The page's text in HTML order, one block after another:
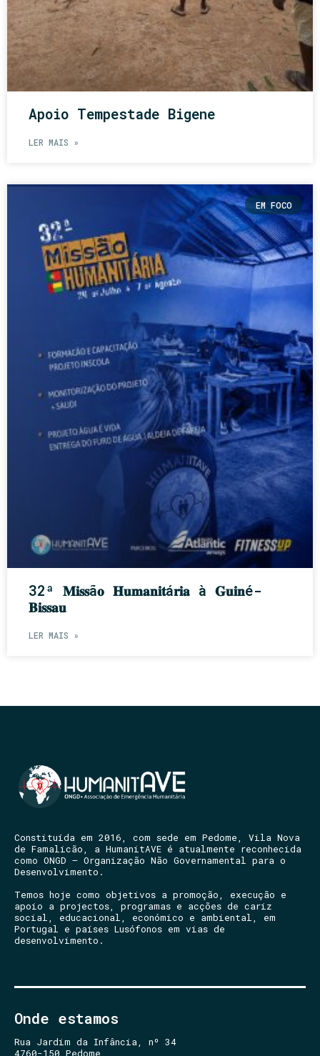
Apoio Tempestade Bigene
LER MAIS »
EM FOCO
32ª 𝐌𝐢𝐬𝐬ã𝐨 𝐇𝐮𝐦𝐚𝐧𝐢𝐭á𝐫𝐢𝐚 à 𝐆𝐮𝐢𝐧é-
𝐁𝐢𝐬𝐬𝐚𝐮
LER MAIS »
Constituída em 2016, com sede em Pedome, Vila Nova
de Famalicão, a HumanitAVE é atualmente reconhecida
como ONGD – Organização Não Governamental para o
Desenvolvimento.
Temos hoje como objetivos a promoção, execução e
apoio a projectos, programas e acções de cariz
social, educacional, económico e ambiental, em
Portugal e países Lusófonos em vias de
desenvolvimento.
Onde estamos
Rua Jardim da Infância, nº 34
4760-150 Pedome